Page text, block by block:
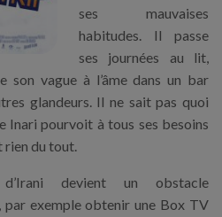
ses mauvaises
habitudes. Il passe
ses journées au lit,
son vague à l’âme dans un bar
glandeurs. Il ne sait pas quoi
Inari pourvoit à tous ses besoins
rien du tout.
devient un obstacle
par exemple obtenir une Box TV